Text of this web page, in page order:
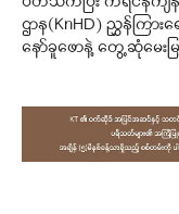
ဌာန(KnHD) ညွှန်ကြားရ
နော်ခူဖောနဲ့ တွေ့ဆုံမေးမြ